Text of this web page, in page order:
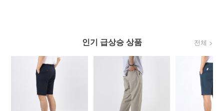
인기 급상승 상품 전체 >